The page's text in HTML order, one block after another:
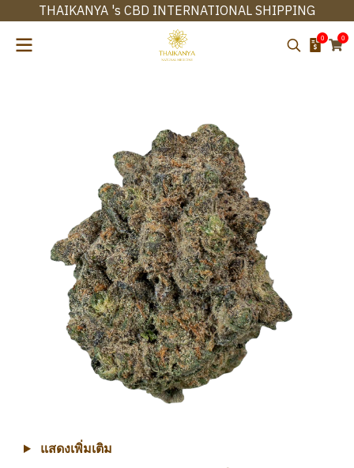
THAIKANYA 's CBD INTERNATIONAL SHIPPING
0 0
แสดงเพิ่มเติม